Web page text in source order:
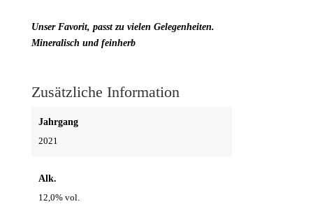
Unser Favorit, passt zu vielen Gelegenheiten.
Mineralisch und feinherb
Zusätzliche Information
Jahrgang
2021
Alk.
12,0% vol.